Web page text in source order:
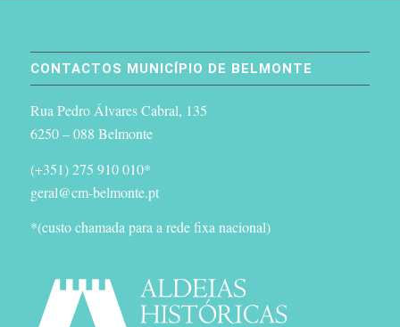
CONTACTOS MUNICÍPIO DE BELMONTE
Rua Pedro Álvares Cabral, 135
6250 – 088 Belmonte
(+351) 275 910 010*
geral@cm-belmonte.pt
*(custo chamada para a rede fixa nacional)